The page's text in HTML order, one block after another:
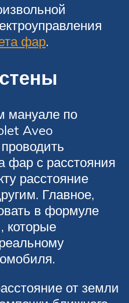
фар.
мануале по
Aveo
фар с расстояния
расстояние
Главное,
в формуле
которые
от земли